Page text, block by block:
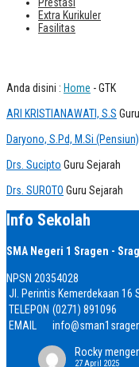
Extra Kurikuler
Fasilitas
Anda disini : Home -GTK
ARI KRISTIANAWATI, S.S
Daryono, S.Pd, M.Si (Pensiun)
Drs. Sucipto Guru Sejarah
Drs. SUROTO Guru Sejarah
Info Sekolah
SMA Negeri 1 Sragen -
NPSN 20354028
Jl. Perintis Kemerdekaan 16
TELEPON (0271) 891096
EMAIL
Rocky
27 April 2025